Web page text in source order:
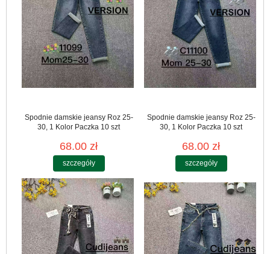
Spodnie damskie jeansy Roz 25-
30, 1 Kolor Paczka 10 szt
68.00 zł
szczegóły
Spodnie damskie jeansy Roz 25-
30, 1 Kolor Paczka 10 szt
68.00 zł
szczegóły